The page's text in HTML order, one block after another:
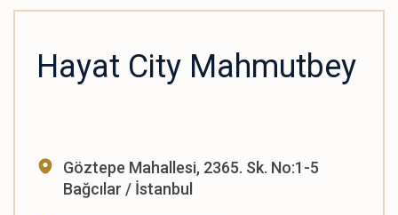
Hayat City Mahmutbey
Göztepe Mahallesi, 2365. Sk. No:1-5
Bağcılar / İstanbul